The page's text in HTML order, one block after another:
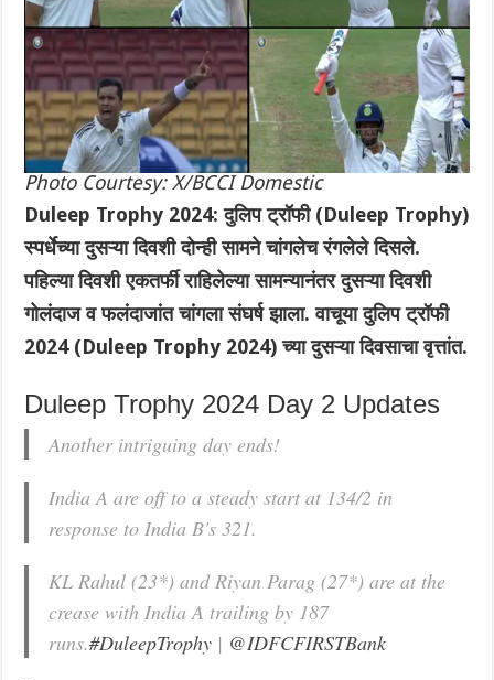
Photo Courtesy: X/BCCI Domestic
Duleep Trophy 2024: दुलिप ट्रॉफी (Duleep Trophy)
स्पर्धेच्या दुसऱ्या दिवशी दोन्ही सामने चांगलेच रंगलेले दिसले.
पहिल्या दिवशी एकतर्फी राहिलेल्या सामन्यानंतर दुसऱ्या दिवशी
गोलंदाज व फलंदाजांत चांगला संघर्ष झाला. वाचूया दुलिप ट्रॉफी
2024 (Duleep Trophy 2024) च्या दुसऱ्या दिवसाचा वृत्तांत.
Duleep Trophy 2024 Day 2 Updates
Another intriguing day ends!
India A are off to a steady start at 134/2 in
response to India B's 321.
KL Rahul (23*) and Riyan Parag (27*) are at the
crease with India A trailing by 187
runs.#DuleepTrophy | @IDFCFIRSTBank